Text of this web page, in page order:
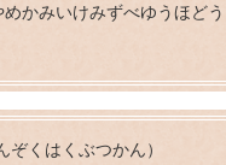
めかみいけみずべゆうほど
ぞくはくぶつかん）